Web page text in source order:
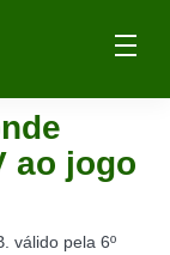
ao jogo
válido pela 6º